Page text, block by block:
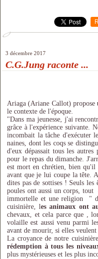
3 décembre 2017
C.G.Jung raconte ...
Ariaga (Ariane Callot) propose
le contexte de l'époque.
"Dans ma jeunesse, j'ai
grâce à l'expérience suivante.
incombait la tâche d'exécuter
naines, dont les coqs se
d'eux dépassait tous les
pour le repas du dimanche.
est mort en chrétien, bien
avant que je lui coupe la tête.
dites pas de sottises ! Seuls
poules ont aussi un corps, tout
immortelle et une religion "
cuisinière, les animaux ont
chevaux, et cela parce que ,
volaille est aussi venu parmi
avant de mourir, si elles
La croyance de notre
rédemption à tous les
plus mystérieuses et les plus